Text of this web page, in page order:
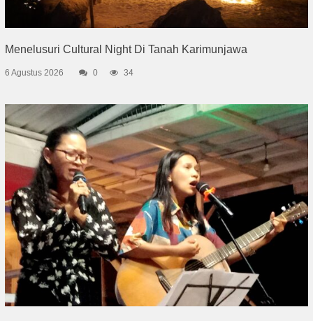
Menelusuri Cultural Night Di Tanah Karimunjawa
6 Agustus 2026 0 34